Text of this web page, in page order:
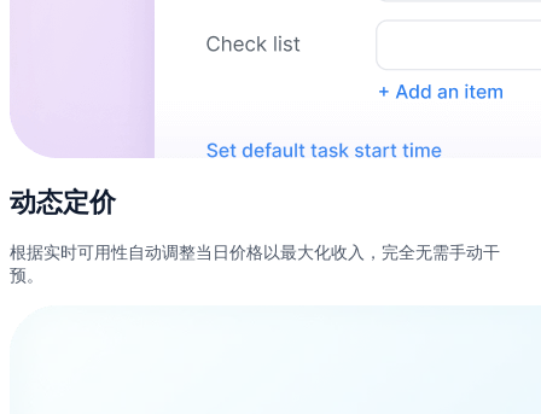
动态定价
根据实时可用性自动调整当日价格以最大化收入，完全无需手动干
预。